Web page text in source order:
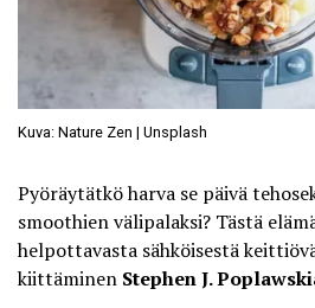
Kuva: Nature Zen | Unsplash
Pyöräytätkö harva se päivä
smoothien välipalaksi? Tästä
helpottavasta sähköisestä
kiittäminen Stephen J.